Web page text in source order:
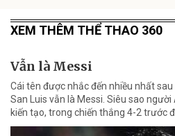
XEM THÊM THỂ THAO 360
Vẫn là Messi
Cái tên được nhắc đến nhiều nhất
San Luis vẫn là Messi. Siêu sao
kiến tạo, trong chiến thắng 4-2 trước